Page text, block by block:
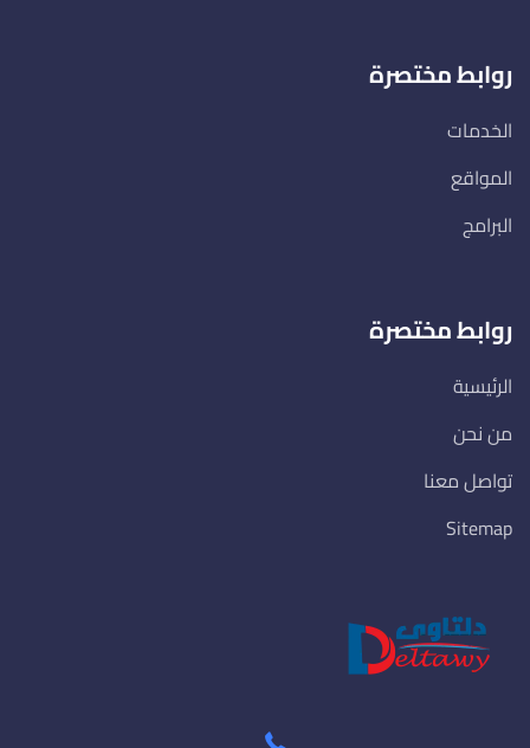
روابط مختصرة
الخدمات
المواقع
البرامج
روابط مختصرة
الرئيسية
من نحن
تواصل معنا
Sitemap